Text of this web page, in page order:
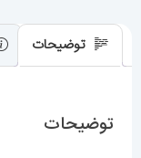
ZEUS
عدد
توضیحات
توضیحات